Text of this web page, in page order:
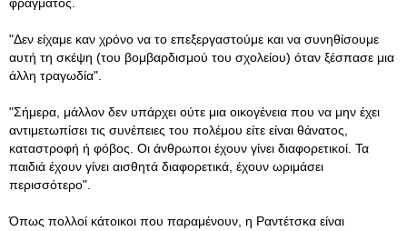
"Δεν είχαμε καν χρόνο να το επεξεργαστούμε και να συνηθίσουμε
αυτή τη σκέψη (του βομβαρδισμού του σχολείου) όταν ξέσπασε μια
άλλη τραγωδία".
"Σήμερα, μάλλον δεν υπάρχει ούτε μια οικογένεια που να μην έχει
αντιμετωπίσει τις συνέπειες του πολέμου είτε είναι θάνατος,
καταστροφή ή φόβος. Οι άνθρωποι έχουν γίνει διαφορετικοί. Τα
παιδιά έχουν γίνει αισθητά διαφορετικά, έχουν ωριμάσει
περισσότερο".
Όπως πολλοί κάτοικοι που παραμένουν, η Ραντέτσκα είναι